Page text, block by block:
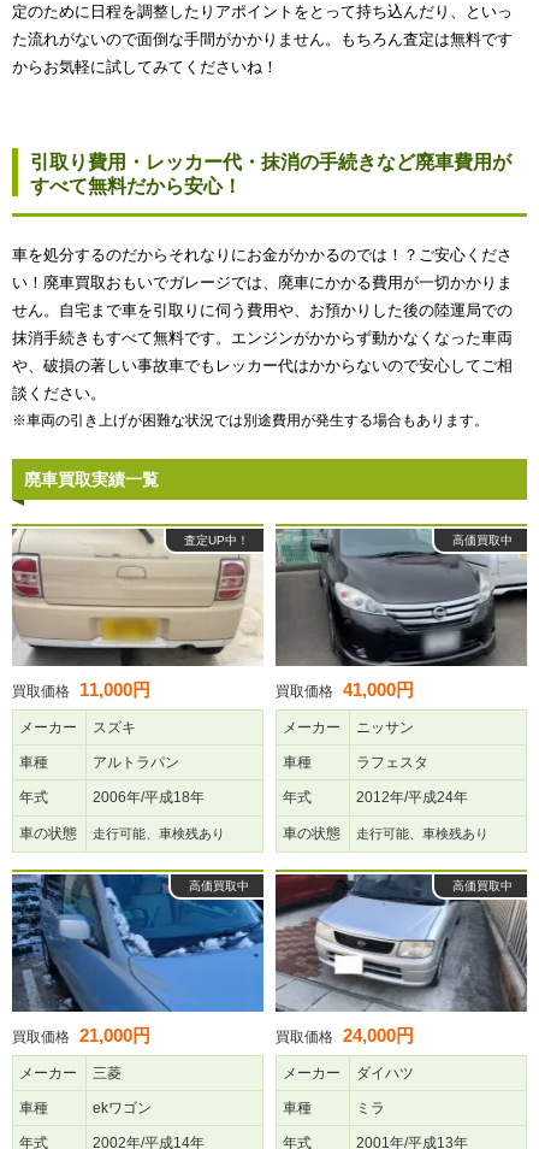
定のために日程を調整したりアポイントをとって持ち込んだり、といっ
た流れがないので面倒な手間がかかりません。もちろん査定は無料です
からお気軽に試してみてくださいね！
引取り費用・レッカー代・抹消の手続きなど廃車費用が
すべて無料だから安心！
車を処分するのだからそれなりにお金がかかるのでは！？ご安心くださ
い！廃車買取おもいでガレージでは、廃車にかかる費用が一切かかりま
せん。自宅まで車を引取りに伺う費用や、お預かりした後の陸運局での
抹消手続きもすべて無料です。エンジンがかからず動かなくなった車両
や、破損の著しい事故車でもレッカー代はかからないので安心してご相
談ください。
※車両の引き上げが困難な状況では別途費用が発生する場合もあります。
廃車買取実績一覧
査定UP中！
買取価格 11,000円
メーカー スズキ
車種 アルトラパン
年式 2006年/平成18年
車の状態 走行可能、車検残あり
高価買取中
買取価格 41,000円
メーカー ニッサン
車種 ラフェスタ
年式 2012年/平成24年
車の状態 走行可能、車検残あり
高価買取中
買取価格 21,000円
メーカー 三菱
車種 ekワゴン
年式 2002年/平成14年
高価買取中
買取価格 24,000円
メーカー ダイハツ
車種 ミラ
年式 2001年/平成13年